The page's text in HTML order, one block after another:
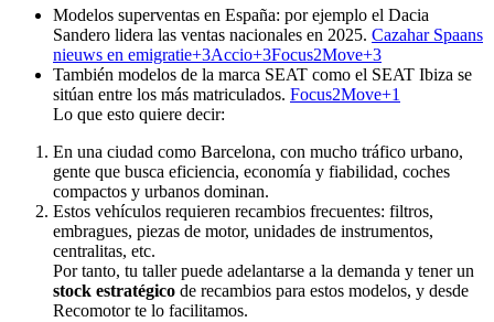
Modelos superventas en España: por ejemplo el Dacia
Sandero lidera las ventas nacionales en 2025. Cazahar Spaans
nieuws en emigratie+3Accio+3Focus2Move+3
También modelos de la marca SEAT como el SEAT Ibiza se
sitúan entre los más matriculados. Focus2Move+1
Lo que esto quiere decir:
En una ciudad como Barcelona, con mucho tráfico urbano,
gente que busca eficiencia, economía y fiabilidad, coches
compactos y urbanos dominan.
Estos vehículos requieren recambios frecuentes: filtros,
embragues, piezas de motor, unidades de instrumentos,
centralitas, etc.
Por tanto, tu taller puede adelantarse a la demanda y tener un
stock estratégico de recambios para estos modelos, y desde
Recomotor te lo facilitamos.